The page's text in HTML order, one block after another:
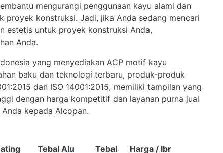
mengurangi penggunaan kayu alami dan
proyek konstruksi. Jadi, jika Anda sedang mencari
estetis untuk proyek konstruksi Anda,
Anda.
yang menyediakan ACP motif kayu
baku dan teknologi terbaru, produk-produk
dan ISO 14001:2015, memiliki tampilan yang
dengan harga kompetitif dan layanan purna jual
kepada Alcopan.
Tebal Alu Tebal Harga / lbr